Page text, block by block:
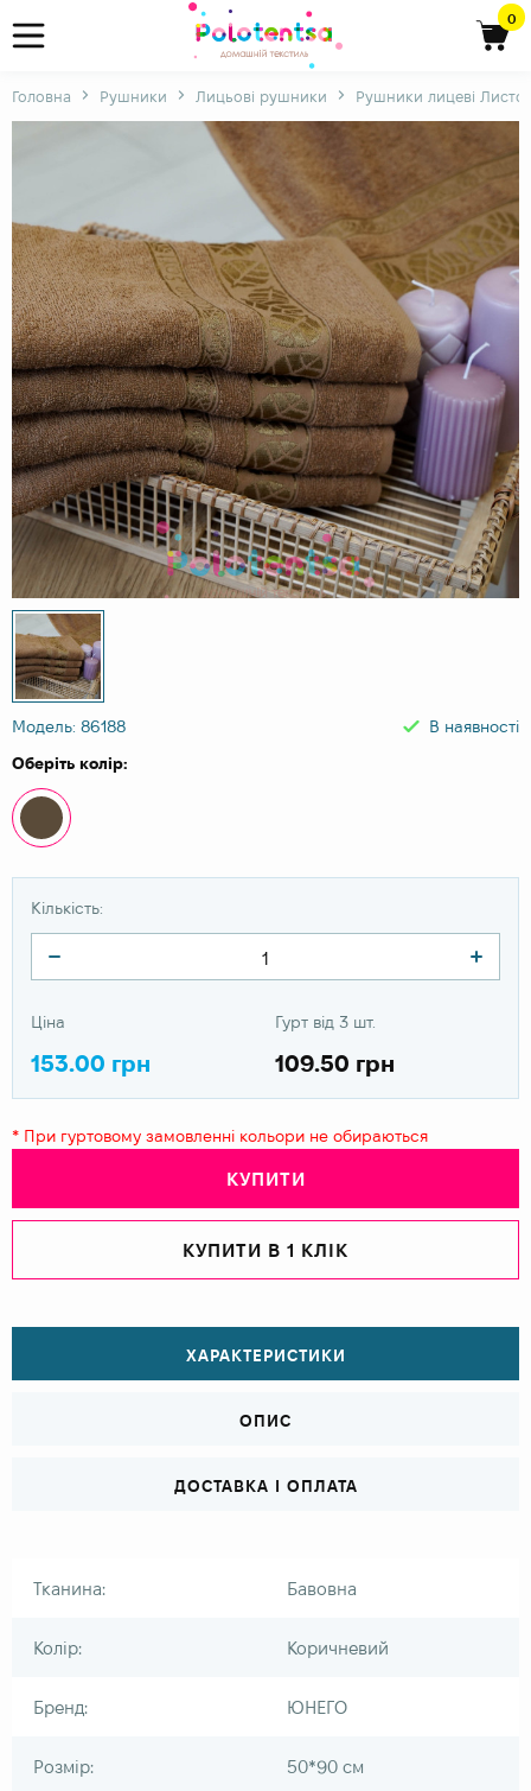
0
Головна Рушники Лицьові рушники Рушники лицеві
Модель: 86188
В наявності
Оберіть колір:
Кількість:
Ціна
153.00 грн
Гурт від 3 шт.
109.50 грн
* При гуртовому замовленні кольори не обираються
КУПИТИ
КУПИТИ В 1 КЛІК
ХАРАКТЕРИСТИКИ
ОПИС
ДОСТАВКА І ОПЛАТА
Тканина: Бавовна
Колір: Коричневий
Бренд: ЮНЕГО
Розмір: 50*90 см